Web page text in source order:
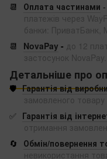
📆
Оплата частинами -
платежів через
банки: ПриватБанк,
📆
NovaPay - до 12
застосунок NovaPay.
Детальніше про
🛡️ Гарантія від
замовленого товару
✅ Гарантія від
отримання
🔄
Обмін/повернення
невикористання